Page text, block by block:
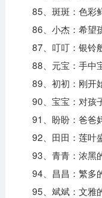
85、斑斑：色彩鲜
86、小杰：希望孩
87、叮叮：银铃般
88、元宝：手中宝
89、初初：刚开始
90、宝宝：对孩子
91、盼盼：爸爸妈
92、田田：莲叶盛
93、青青：浓黑的
94、昌昌：繁多的
95、斌斌：文雅的